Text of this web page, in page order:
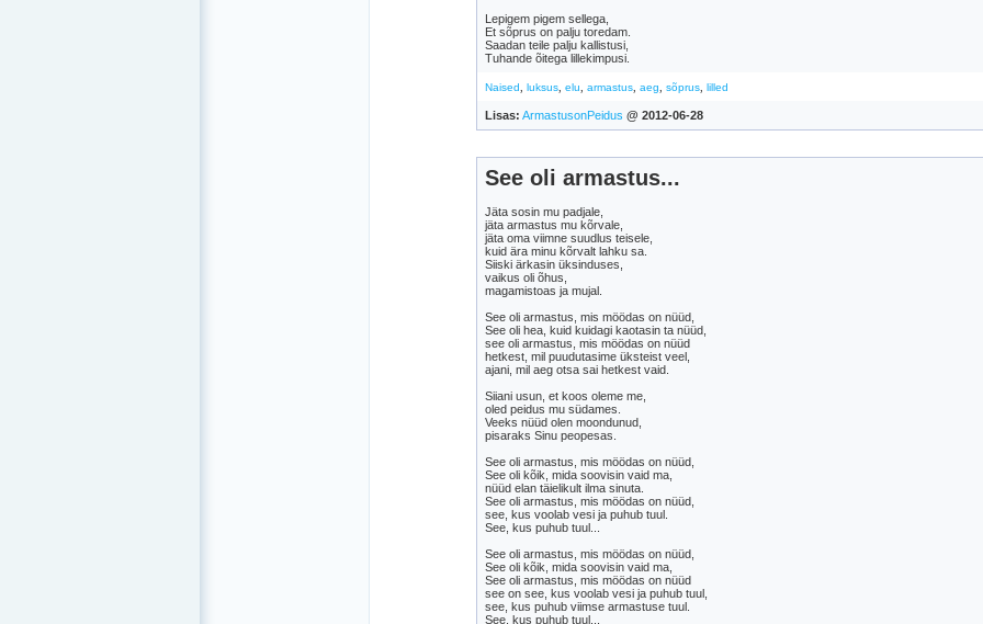
Lepigem pigem sellega,
Et sõprus on palju toredam.
Saadan teile palju kallistusi,
Tuhande õitega lillekimpusi.
Naised luksus elu armastus aeg sõprus lilled
Lisas: ArmastusonPeidus @ 2012-06-28
See oli armastus...
Jäta sosin mu padjale,
jäta armastus mu kõrvale,
jäta oma viimne suudlus teisele,
kuid ära minu kõrvalt lahku sa.
Siiski ärkasin üksinduses,
vaikus oli õhus,
magamistoas ja mujal.
See oli armastus, mis möödas on nüüd,
See oli hea, kuid kuidagi kaotasin ta nüüd,
see oli armastus, mis möödas on nüüd
hetkest, mil puudutasime üksteist veel,
ajani, mil aeg otsa sai hetkest vaid.
Siiani usun, et koos oleme me,
oled peidus mu südames.
Veeks nüüd olen moondunud,
pisaraks Sinu peopesas.
See oli armastus, mis möödas on nüüd,
See oli kõik, mida soovisin vaid ma,
nüüd elan täielikult ilma sinuta.
See oli armastus, mis möödas on nüüd,
see, kus voolab vesi ja puhub tuul.
See, kus puhub tuul...
See oli armastus, mis möödas on nüüd,
See oli kõik, mida soovisin vaid ma,
See oli armastus, mis möödas on nüüd
see on see, kus voolab vesi ja puhub tuul,
see, kus puhub viimse armastuse tuul.
See, kus puhub tuul...